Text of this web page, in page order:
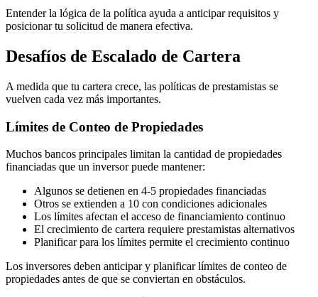
Entender la lógica de la política ayuda a anticipar requisitos y
posicionar tu solicitud de manera efectiva.
Desafíos de Escalado de Cartera
A medida que tu cartera crece, las políticas de prestamistas se
vuelven cada vez más importantes.
Límites de Conteo de Propiedades
Muchos bancos principales limitan la cantidad de propiedades
financiadas que un inversor puede mantener:
Algunos se detienen en 4-5 propiedades financiadas
Otros se extienden a 10 con condiciones adicionales
Los límites afectan el acceso de financiamiento continuo
El crecimiento de cartera requiere prestamistas alternativos
Planificar para los límites permite el crecimiento continuo
Los inversores deben anticipar y planificar límites de conteo de
propiedades antes de que se conviertan en obstáculos.